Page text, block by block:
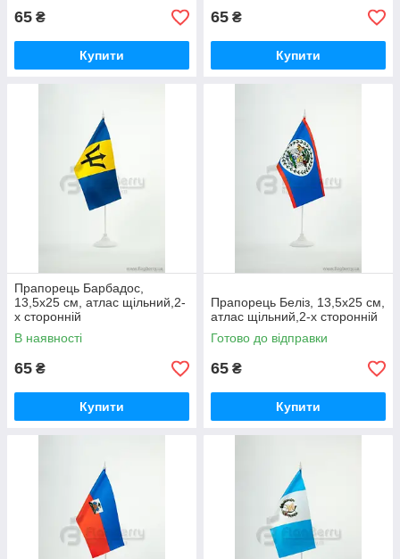
65 ₴
Купити
65 ₴
Купити
Прапорець Барбадос,
13,5х25 см, атлас щільний,2-
х сторонній
В наявності
65 ₴
Купити
Прапорець Беліз, 13,5х25 см,
атлас щільний,2-х сторонній
Готово до відправки
65 ₴
Купити